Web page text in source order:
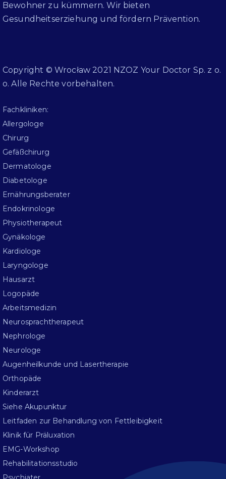
Bewohner zu kümmern. Wir bieten
Gesundheitserziehung und fördern Prävention.
Copyright © Wrocław 2021 NZOZ Your Doctor Sp. z o.
o. Alle Rechte vorbehalten.
Fachkliniken:
Allergologe
Chirurg
Gefäßchirurg
Dermatologe
Diabetologe
Ernährungsberater
Endokrinologe
Physiotherapeut
Gynäkologe
Kardiologe
Laryngologe
Hausarzt
Logopäde
Arbeitsmedizin
Neurosprachtherapeut
Nephrologe
Neurologe
Augenheilkunde und Lasertherapie
Orthopäde
Kinderarzt
Siehe Akupunktur
Leitfaden zur Behandlung von Fettleibigkeit
Klinik für Präluxation
EMG-Workshop
Rehabilitationsstudio